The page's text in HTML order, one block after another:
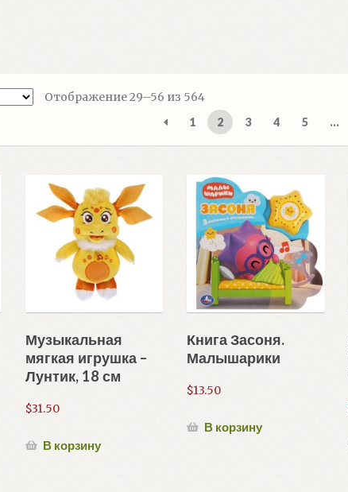
Отображение 29–56 из 564Сортировка:
самые
недавние
1 2 3 4 5 …
Музыкальная
мягкая игрушка –
Лунтик, 18 см
$31.50
В корзину
Книга Засоня.
Малышарики
$13.50
В корзину